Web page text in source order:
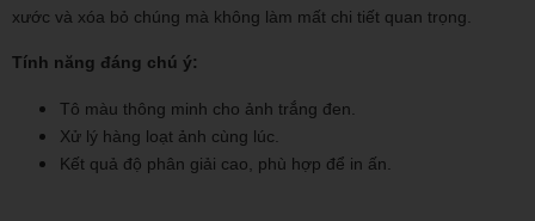
xước và xóa bỏ chúng mà không làm mất chi tiết quan trọng.
Tính năng đáng chú ý:
Tô màu thông minh cho ảnh trắng đen.
Xử lý hàng loạt ảnh cùng lúc.
Kết quả độ phân giải cao, phù hợp để in ấn.